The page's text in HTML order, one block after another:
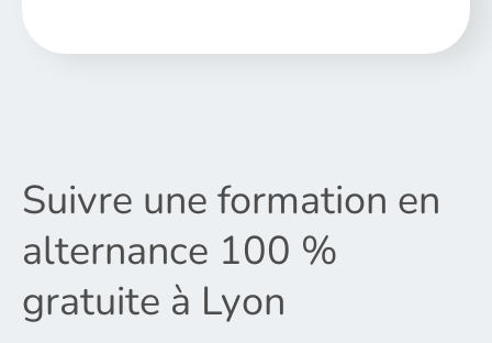
Suivre une formation en
alternance 100 %
gratuite à Lyon